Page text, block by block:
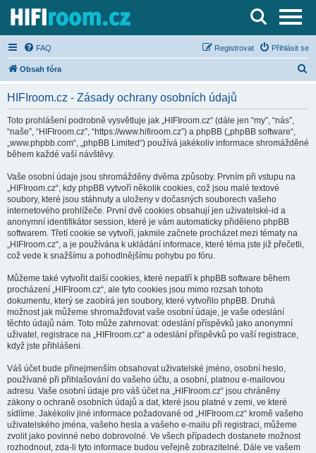
Server o Hi-Fi a AV technice
FAQ Přihlásit se
Registrovat
Obsah fóra
HIFIroom.cz - Zásady ochrany osobních údajů
Toto prohlášení podrobně vysvětluje jak „HIFIroom.cz“ (dále jen “my”, “nás”,
“naše”, “HIFIroom.cz”, “https://www.hifiroom.cz”) a phpBB („phpBB software“,
„www.phpbb.com“, „phpBB Limited“) používá jakékoliv informace shromážděné
během každé vaší návštěvy.
Vaše osobní údaje jsou shromážděny dvěma způsoby. Prvním při vstupu na
„HIFIroom.cz“, kdy phpBB vytvoří několik cookies, což jsou malé textové
soubory, které jsou stáhnuty a uloženy v dočasných souborech vašeho
internetového prohlížeče. První dvě cookies obsahují jen uživatelské-id a
anonymní identifikátor session, které je vám automaticky přiděleno phpBB
softwarem. Třetí cookie se vytvoří, jakmile začnete procházet mezi tématy na
„HIFIroom.cz“, a je používána k ukládání informace, které téma jste již přečetli,
což vede k snažšímu a pohodlnějšímu pohybu po fóru.
Můžeme také vytvořit další cookies, které nepatří k phpBB software během
procházení „HIFIroom.cz“, ale tyto cookies jsou mimo rozsah tohoto
dokumentu, který se zaobírá jen soubory, které vytvořilo phpBB. Druhá
možnost jak můžeme shromažďovat vaše osobní údaje, je vaše odeslání
těchto údajů nám. Toto může zahrnovat: odeslání příspěvků jako anonymní
uživatel, registrace na „HIFIroom.cz“ a odeslání příspěvků po vaší registrace,
když jste přihlášeni.
Váš účet bude přinejmenším obsahovat uživatelské jméno, osobní heslo,
používané při přihlašování do vašeho účtu, a osobní, platnou e-mailovou
adresu. Vaše osobní údaje pro váš účet na „HIFIroom.cz“ jsou chráněny
zákony o ochraně osobních údajů a dat, které jsou platné v zemi, ve které
sídlíme. Jakékoliv jiné informace požadované od „HIFIroom.cz“ kromě vašeho
uživatelského jména, vašeho hesla a vašeho e-mailu při registraci, můžeme
zvolit jako povinné nebo dobrovolné. Ve všech případech dostanete možnost
rozhodnout, zda-li tyto informace budou veřejně zobrazitelné. Dále ve vašem